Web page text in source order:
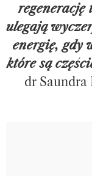
regenerację
ulegają
energię, gdy
które są
dr